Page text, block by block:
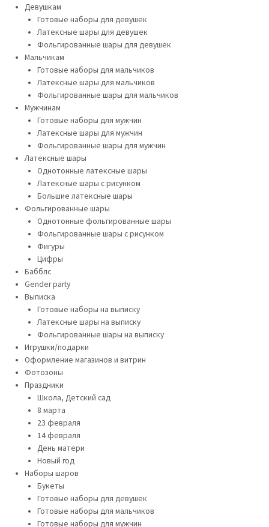
Девушкам
Готовые наборы для девушек
Латексные шары для девушек
Фольгированные шары для девушек
Мальчикам
Готовые наборы для мальчиков
Латексные шары для мальчиков
Фольгированные шары для мальчиков
Мужчинам
Готовые наборы для мужчин
Латексные шары для мужчин
Фольгированные шары для мужчин
Латексные шары
Однотонные латексные шары
Латексные шары с рисунком
Большие латексные шары
Фольгированные шары
Однотонные фольгированные шары
Фольгированные шары с рисунком
Фигуры
Цифры
Бабблс
Gender party
Выписка
Готовые наборы на выписку
Латексные шары на выписку
Фольгированные шары на выписку
Игрушки/подарки
Оформление магазинов и витрин
Фотозоны
Праздники
Школа, Детский сад
8 марта
23 февраля
14 февраля
День матери
Новый год
Наборы шаров
Букеты
Готовые наборы для девушек
Готовые наборы для мальчиков
Готовые наборы для мужчин